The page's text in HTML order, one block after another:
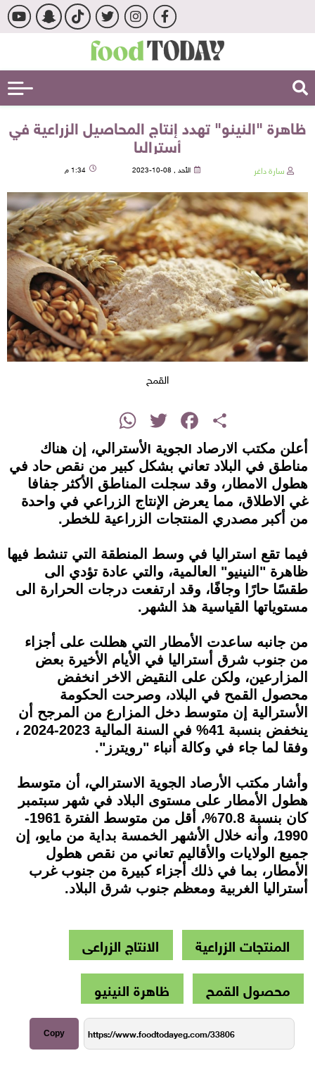
ظاهرة "النينو" تهدد إنتاج المحاصيل الزراعية في
أستراليا
سارة داغر الأحد , 08-10-2023 1:34 م
القمح
Share
Facebook
Twitter
WhatsApp
أعلن مكتب الأرصاد الجوية الأسترالي، إن هناك
مناطق في البلاد تعاني بشكل كبير من نقص حاد في
هطول الامطار، وقد سجلت المناطق الأكثر جفافا
غي الاطلاق، مما يعرض الإنتاج الزراعي في واحدة
من أكبر مصدري المنتجات الزراعية للخطر.
فيما تقع استراليا في وسط المنطقة التي تنشط فيها
ظاهرة "النينيو" العالمية، والتي عادة تؤدي الى
طقسًا حارًا وجافًا، وقد ارتفعت درجات الحرارة الى
مستوياتها القياسية هذ الشهر.
من جانبه ساعدت الأمطار التي هطلت على أجزاء
من جنوب شرق أستراليا في الأيام الأخيرة بعض
المزارعين، ولكن على النقيض الاخر انخفض
محصول القمح في البلاد، وصرحت الحكومة
الأسترالية إن متوسط دخل المزارع من المرجح أن
ينخفض بنسبة 41% في السنة المالية 2023-2024 ،
وفقا لما جاء في وكالة أنباء "رويترز".
وأشار مكتب الأرصاد الجوية الاسترالي، أن متوسط
هطول الأمطار على مستوى البلاد في شهر سبتمبر
كان بنسبة 70.8%، أقل من متوسط الفترة 1961-
1990، وأنه خلال الأشهر الخمسة بداية من مايو، إن
جميع الولايات والأقاليم تعاني من نقص هطول
الأمطار، بما في ذلك أجزاء كبيرة من جنوب غرب
أستراليا الغربية ومعظم جنوب شرق البلاد.
المنتجات الزراعية
الانتاج الزراعى
محصول القمح
ظاهرة النينيو
Copy